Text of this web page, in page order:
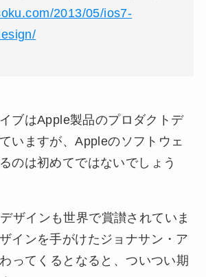
2013/05/ios7-
ブはApple製品のプロダクトデ
いますが、Appleのソフトウェ
のは初めてではないでしょう
ザインも世界で賞讃されていま
インを手がけたジョナサン・ア
ってくるとなると、ついつい期